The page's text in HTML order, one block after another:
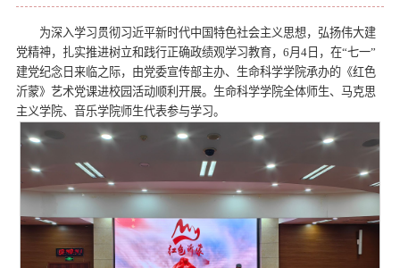
为深入学习贯彻习近平新时代中国特色社会主义思想，弘扬伟大建
党精神，扎实推进树立和践行正确政绩观学习教育，6月4日，在“七一”
建党纪念日来临之际，由党委宣传部主办、生命科学学院承办的《红色
沂蒙》艺术党课进校园活动顺利开展。生命科学学院全体师生、马克思
主义学院、音乐学院师生代表参与学习。